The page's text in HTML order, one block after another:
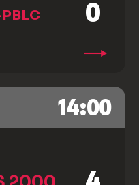
0
14:00